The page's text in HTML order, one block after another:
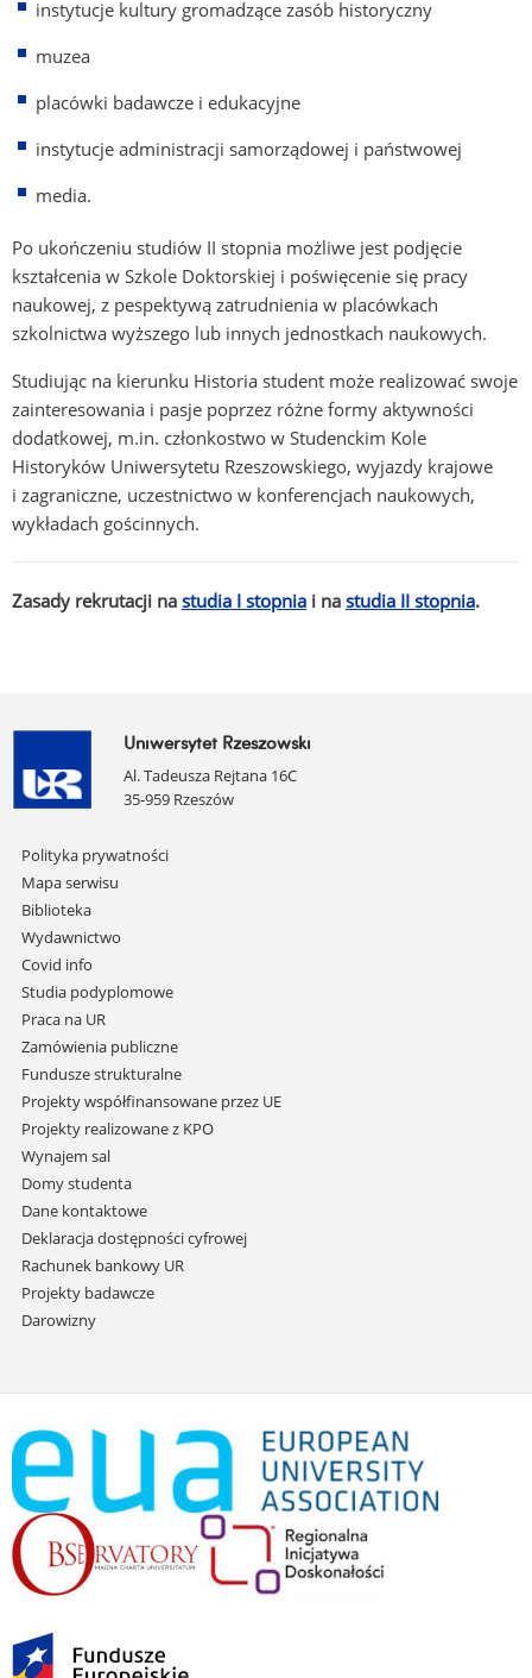
instytucje kultury gromadzące zasób historyczny
muzea
placówki badawcze i edukacyjne
instytucje administracji samorządowej i państwowej
media.
Po ukończeniu studiów II stopnia możliwe jest podjęcie
kształcenia w Szkole Doktorskiej i poświęcenie się pracy
naukowej, z pespektywą zatrudnienia w placówkach
szkolnictwa wyższego lub innych jednostkach naukowych.
Studiując na kierunku Historia student może realizować swoje
zainteresowania i pasje poprzez różne formy aktywności
dodatkowej, m.in. członkostwo w Studenckim Kole
Historyków Uniwersytetu Rzeszowskiego, wyjazdy krajowe
i zagraniczne, uczestnictwo w konferencjach naukowych,
wykładach gościnnych.
Zasady rekrutacji na studia I stopnia i na studia II stopnia.
Uniwersytet Rzeszowski
Al. Tadeusza Rejtana 16C
35-959 Rzeszów
Pomiń
nawigację
i
przejdź
do
treści
Polityka prywatności
Mapa serwisu
Biblioteka
Wydawnictwo
Covid info
Studia podyplomowe
Praca na UR
Zamówienia publiczne
Fundusze strukturalne
Projekty współfinansowane przez UE
Projekty realizowane z KPO
Wynajem sal
Domy studenta
Dane kontaktowe
Deklaracja dostępności cyfrowej
Rachunek bankowy UR
Projekty badawcze
Darowizny